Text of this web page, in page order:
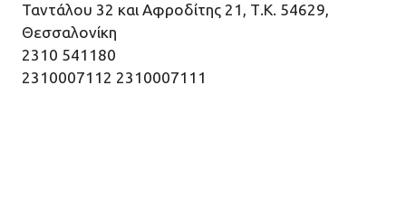
Ταντάλου 32 και Αφροδίτης 21, Τ.Κ. 54629,
Θεσσαλονίκη
2310 541180
2310007112 2310007111